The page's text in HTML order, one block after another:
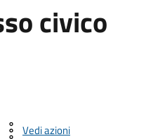
civico
Vedi azioni